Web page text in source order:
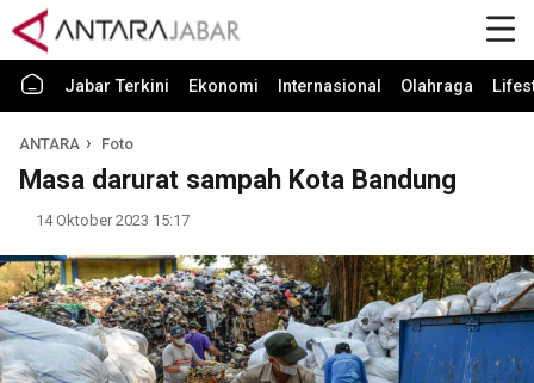
Jabar Terkini Ekonomi Internasional Olahraga
ANTARA Foto
Masa darurat sampah Kota Bandung
14 Oktober 2023 15:17